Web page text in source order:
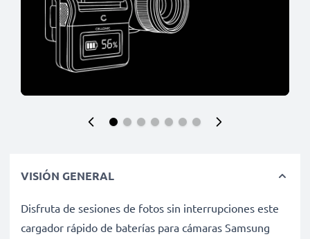
VISIÓN GENERAL
Disfruta de sesiones de fotos sin interrupciones este
cargador rápido de baterías para cámaras Samsung